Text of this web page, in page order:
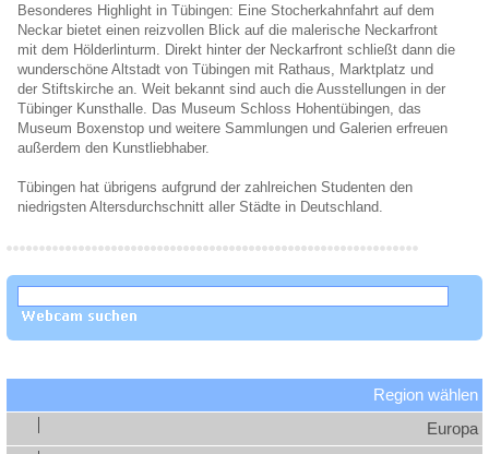
Besonderes Highlight in Tübingen: Eine Stocherkahnfahrt auf dem
Neckar bietet einen reizvollen Blick auf die malerische Neckarfront
mit dem Hölderlinturm. Direkt hinter der Neckarfront schließt dann die
wunderschöne Altstadt von Tübingen mit Rathaus, Marktplatz und
der Stiftskirche an. Weit bekannt sind auch die Ausstellungen in der
Tübinger Kunsthalle. Das Museum Schloss Hohentübingen, das
Museum Boxenstop und weitere Sammlungen und Galerien erfreuen
außerdem den Kunstliebhaber.
Tübingen hat übrigens aufgrund der zahlreichen Studenten den
niedrigsten Altersdurchschnitt aller Städte in Deutschland.
Region wählen
Europa